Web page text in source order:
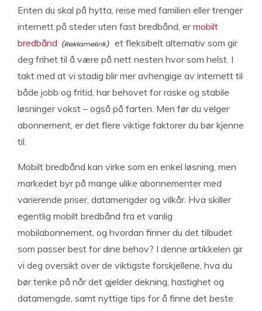
Enten du skal på hytta, reise med familien eller trenger
internett på steder uten fast bredbånd, ermobilt
bredbånd
et fleksibelt alternativ som gir
deg frihet til å være på nett nesten hvor som helst. I
takt med at vi stadig blir mer avhengige av internett til
både jobb og fritid, har behovet for raske og stabile
løsninger vokst – også på farten. Men før du velger
abonnement, er det flere viktige faktorer du bør kjenne
til.
Mobilt bredbånd kan virke som en enkel løsning, men
markedet byr på mange ulike abonnementer med
varierende priser, datamengder og vilkår. Hva skiller
egentlig mobilt bredbånd fra et vanlig
mobilabonnement, og hvordan finner du det tilbudet
som passer best for dine behov? I denne artikkelen gir
vi deg oversikt over de viktigste forskjellene, hva du
bør tenke på når det gjelder dekning, hastighet og
datamengde, samt nyttige tips for å finne det beste